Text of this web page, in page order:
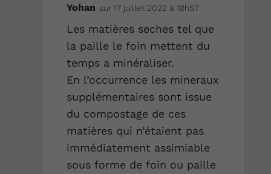
Yohan sur 17 juillet 2022 à 18h57
Les matières seches tel que
la paille le foin mettent du
temps a minéraliser.
En l’occurrence les mineraux
supplémentaires sont issue
du compostage de ces
matières qui n’étaient pas
immédiatement assimiable
sous forme de foin ou paille